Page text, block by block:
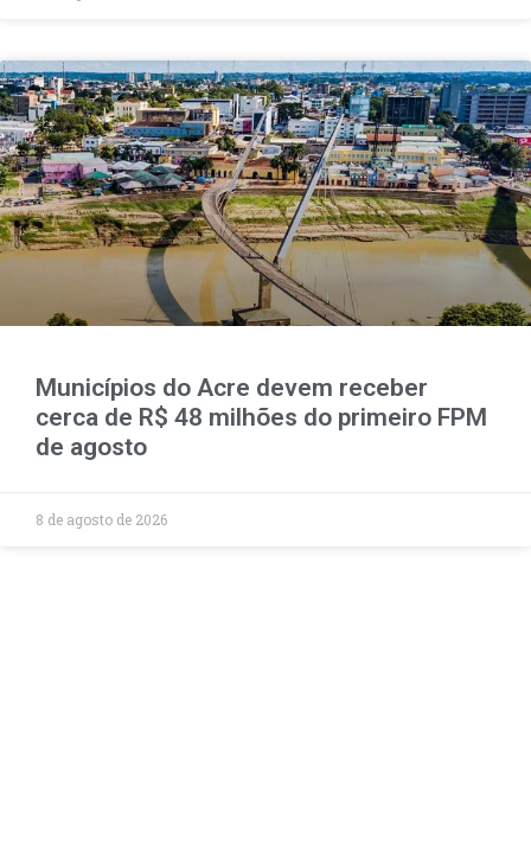
Municípios do Acre devem receber
cerca de R$ 48 milhões do primeiro FPM
de agosto
8 de agosto de 2026